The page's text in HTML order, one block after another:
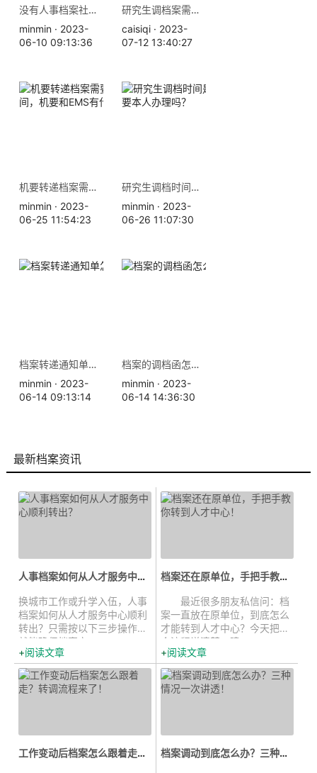
没有人事档案社保等于白交吗
minmin · 2023-
06-10 09:13:36
研究生调档案需要什么手续
caisiqi · 2023-
07-12 13:40:27
机要转递档案需要多长时间，机要和EMS有什么区别？
minmin · 2023-
06-25 11:54:23
研究生调档时间是多久，需要本人办理吗？
minmin · 2023-
06-26 11:07:30
档案转递通知单怎么开？
minmin · 2023-
06-14 09:13:14
档案的调档函怎么开？
minmin · 2023-
06-14 14:36:30
最新档案资讯
人事档案如何从人才服务中心顺利...
换城市工作或升学入伍，人事
档案如何从人才服务中心顺利
转出？只需按以下三步操作，
就能确保档案安...
阅读文章
档案还在原单位，手把手教你转到人...
最近很多朋友私信问：档
案一直放在原单位，到底怎么
才能转到人才中心？今天把整
个流程说清楚，建...
阅读文章
工作变动后档案怎么跟着走？转调流... 档案调动到底怎么办？三种情况一次...